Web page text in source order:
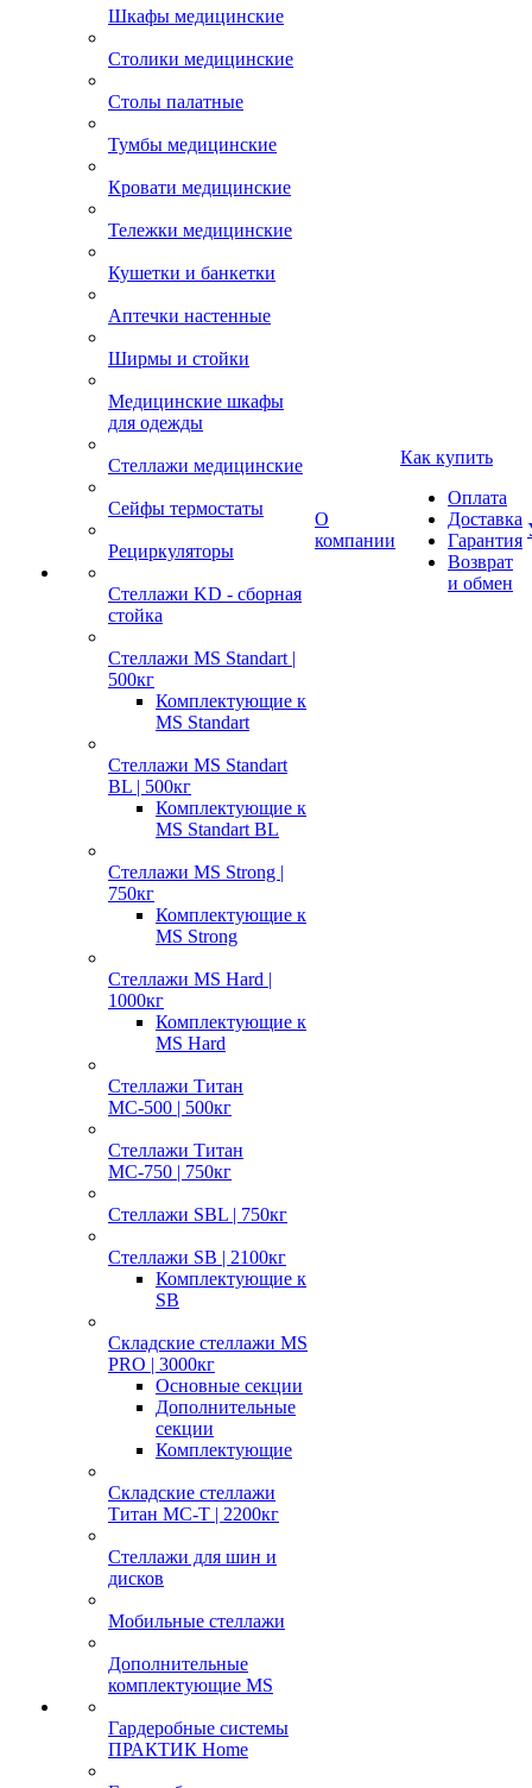
Шкафы медицинские
Столики медицинские
Столы палатные
Тумбы медицинские
Кровати медицинские
Тележки медицинские
Кушетки и банкетки
Аптечки настенные
Ширмы и стойки
Медицинские шкафы
для одежды
Стеллажи медицинские
Сейфы термостаты
Рециркуляторы
Стеллажи KD - сборная
стойка
Стеллажи MS Standart |
500кг
Комплектующие к
MS Standart
Стеллажи MS Standart
BL | 500кг
Комплектующие к
MS Standart BL
Стеллажи MS Strong |
750кг
Комплектующие к
MS Strong
Стеллажи MS Hard |
1000кг
Комплектующие к
MS Hard
Стеллажи Титан
МС-500 | 500кг
Стеллажи Титан
МС-750 | 750кг
Стеллажи SBL | 750кг
Стеллажи SB | 2100кг
Комплектующие к
SB
Складские стеллажи MS
PRO | 3000кг
Основные секции
Дополнительные
секции
Комплектующие
Складские стеллажи
Титан МС-Т | 2200кг
Стеллажи для шин и
дисков
Мобильные стеллажи
Дополнительные
комплектующие MS
Гардеробные системы
ПРАКТИК Home
О
компании
Как купить
Оплата
Доставка
Гарантия
Возврат
и обмен